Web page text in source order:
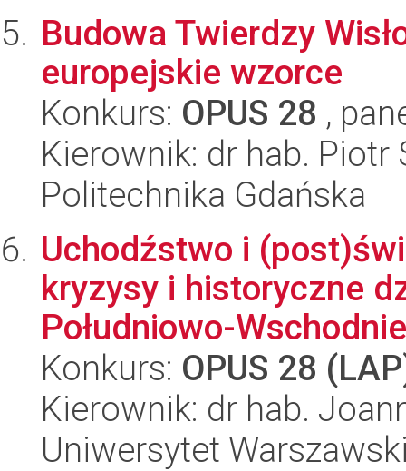
Budowa Twierdzy
europejskie wzorce
Konkurs: OPUS 28 ,
Kierownik: dr hab. Piotr
Politechnika Gdańska
Uchodźstwo i
kryzysy i historyczne
Południowo-
Konkurs: OPUS 28
Kierownik: dr hab.
Uniwersytet